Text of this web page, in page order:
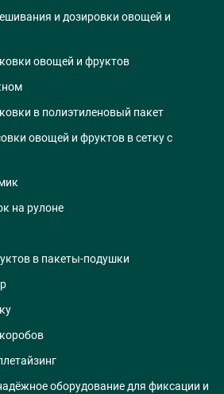
и дозировки овощей и
овощей и фруктов
в полиэтиленовый пакет
овощей и фруктов в сетку с
на рулоне
в пакеты-подушки
оборудование для фиксации и